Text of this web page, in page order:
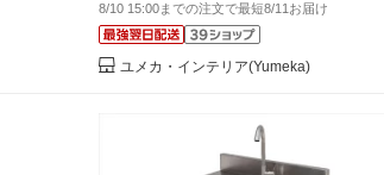
8/10 15:00までの注文で最短8/11お届け
ユメカ・インテリア(Yumeka)